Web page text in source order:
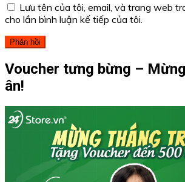
Lưu tên của tôi, email, và trang web
cho lần bình luận kế tiếp của tôi.
Voucher tưng bừng –
ân!